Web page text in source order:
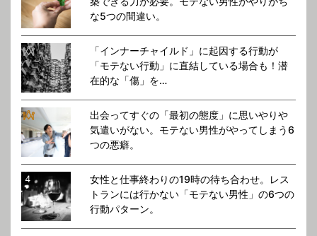
な5つの間違い。
「インナーチャイルド」に起因する行動が
「モテない行動」に直結している場合も！潜
在的な「傷」を…
出会ってすぐの「最初の態度」に思いやりや
気遣いがない。モテない男性がやってしまう6
つの悪癖。
女性と仕事終わりの19時の待ち合わせ。レス
トランには行かない「モテない男性」の6つの
行動パターン。